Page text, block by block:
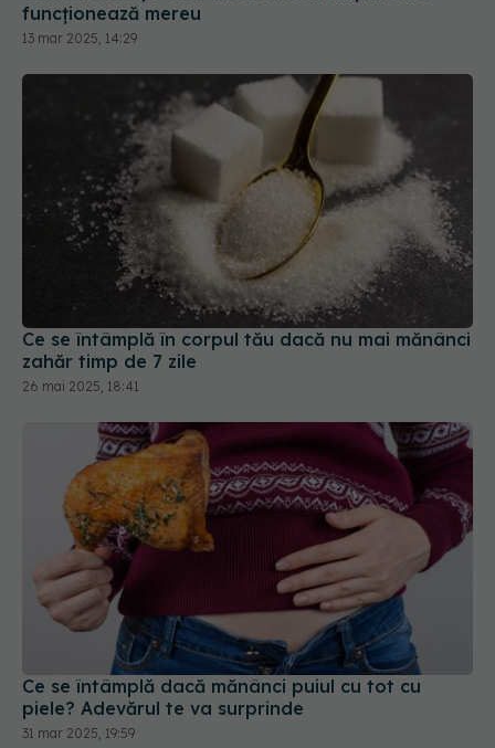
Ce se întâmplă în corpul tău dacă nu mai mănânci
zahăr timp de 7 zile
Ce se întâmplă dacă mănânci puiul cu tot cu
piele? Adevărul te va surprinde
31 mar 2025, 19:59